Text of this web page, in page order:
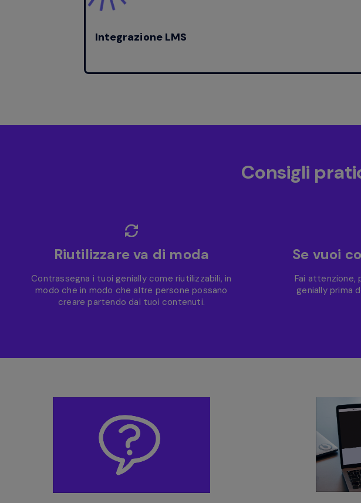
Integrazione LMS
Consigli
Riutilizzare va di moda
Contrassegna i tuoi genially come riutilizzabili, in
modo che in modo che altre persone possano
creare partendo dai tuoi contenuti.
Se vuoi
Fai attenzione,
genially prima